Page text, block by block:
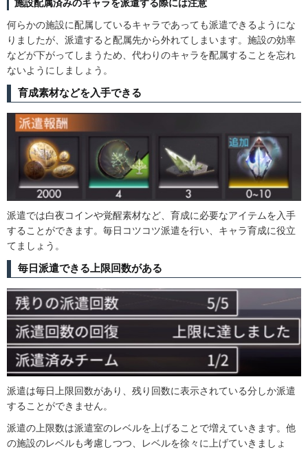
施設配属済みのキャラを派遣する際には注意
何らかの施設に配属しているキャラであっても派遣できるようにな
りましたが、派遣すると配属先から外れてしまいます。施設の効率
などが下がってしまうため、代わりのキャラを配属することを忘れ
ないようにしましょう。
育成素材などを入手できる
派遣では白夜コインや覚醒素材など、育成に必要なアイテムを入手
することができます。毎日コツコツ派遣を行い、キャラ育成に役立
てましょう。
毎日派遣できる上限回数がある
派遣は毎日上限回数があり、残り回数に表示されている分しか派遣
することができません。
派遣の上限数は派遣室のレベルを上げることで増えていきます。他
の施設のレベルも考慮しつつ、レベルを徐々に上げていきましょ